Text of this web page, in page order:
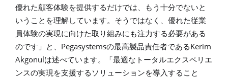
優れた顧客体験を提供するだけでは、もう十分でないと
いうことを理解しています。そうではなく、優れた従業
員体験の実現に向けた取り組みにも注力する必要がある
のです」と、 Pegasystemsの最高製品責任者であるKerim
Akgonulは述べています。「最適なトータルエクスペリエ
ンスの実現を支援するソリューションを導入すること